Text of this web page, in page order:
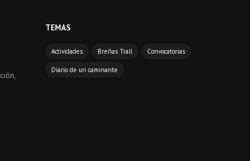
TEMAS
Actividades Breñas Trail Convocatorias
Diario de un caminante